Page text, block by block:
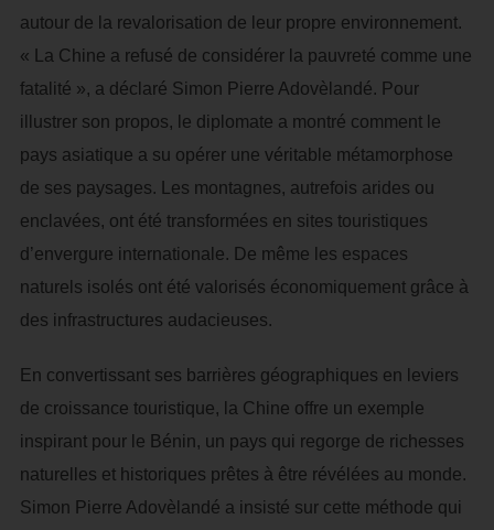
autour de la revalorisation de leur propre environnement.
« La Chine a refusé de considérer la pauvreté comme une
fatalité », a déclaré Simon Pierre Adovèlandé. Pour
illustrer son propos, le diplomate a montré comment le
pays asiatique a su opérer une véritable métamorphose
de ses paysages. Les montagnes, autrefois arides ou
enclavées, ont été transformées en sites touristiques
d’envergure internationale. De même les espaces
naturels isolés ont été valorisés économiquement grâce à
des infrastructures audacieuses.
En convertissant ses barrières géographiques en leviers
de croissance touristique, la Chine offre un exemple
inspirant pour le Bénin, un pays qui regorge de richesses
naturelles et historiques prêtes à être révélées au monde.
Simon Pierre Adovèlandé a insisté sur cette méthode qui